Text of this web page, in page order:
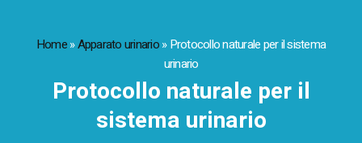
Home»Apparato urinario»Protocollo naturale per il sistema
urinario
Protocollo naturale per il
sistema urinario